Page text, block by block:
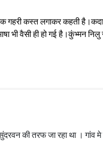
गहरी कस्त लगाकर कहती
वैसी ही हो गई है।कुंभ्मन निलु
की तरफ जा रहा था । गांव मे